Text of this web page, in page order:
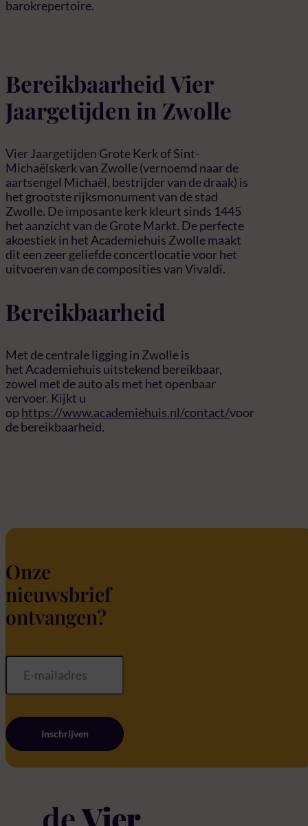
barokrepertoire.
Bereikbaarheid Vier
Jaargetijden in Zwolle
Vier Jaargetijden Grote Kerk of Sint-
Michaëlskerk van Zwolle (vernoemd naar de
aartsengel Michaël, bestrijder van de draak) is
het grootste rijksmonument van de stad
Zwolle. De imposante kerk kleurt sinds 1445
het aanzicht van de Grote Markt. De perfecte
akoestiek in het Academiehuis Zwolle maakt
dit een zeer geliefde concertlocatie voor het
uitvoeren van de composities van Vivaldi.
Bereikbaarheid
Met de centrale ligging in Zwolle is
het Academiehuis uitstekend bereikbaar,
zowel met de auto als met het openbaar
vervoer. Kijkt u
op https://www.academiehuis.nl/contact/voor
de bereikbaarheid.
Onze
nieuwsbrief
ontvangen?
Inschrijven